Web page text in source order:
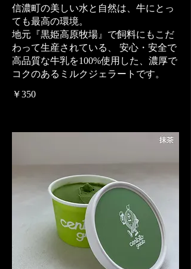
信濃町の美しい水と自然は、牛にとっ
ても最高の環境。
地元『黒姫高原牧場』で飼料にもこだ
わって生産されている、 安心・安全で
高品質な牛乳を100%使用した、濃厚で
コクのあるミルクジェラートです。
￥350